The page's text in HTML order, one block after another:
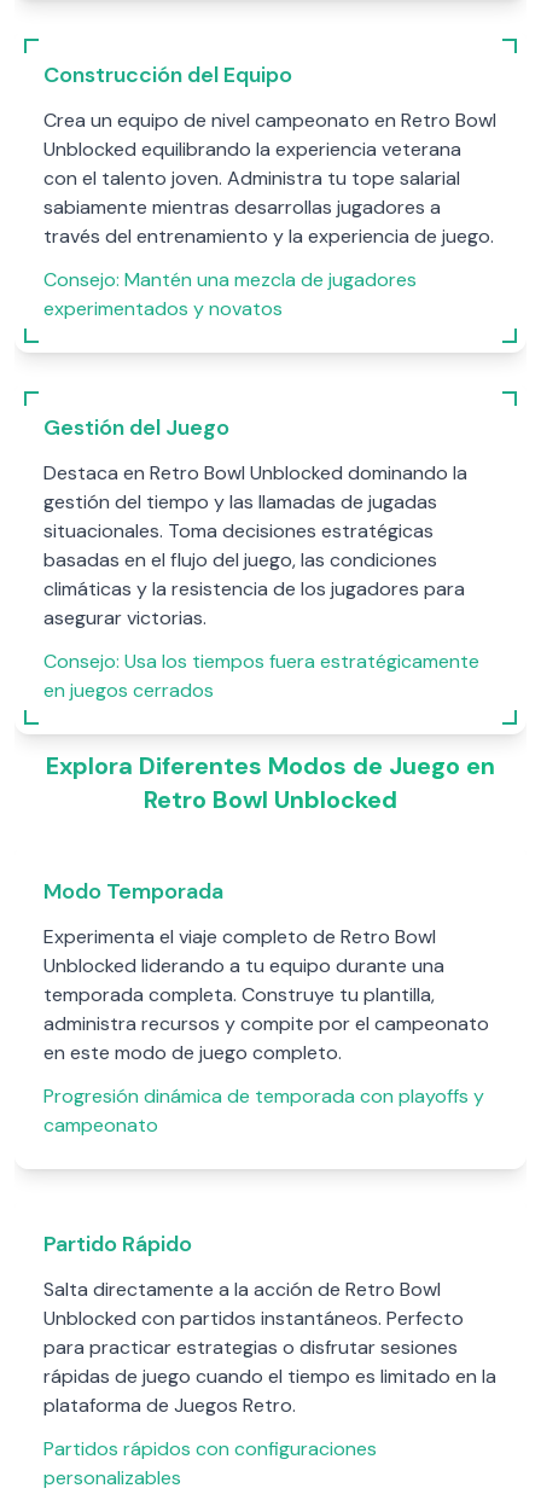
Construcción del Equipo
Crea un equipo de nivel campeonato en Retro Bowl
Unblocked equilibrando la experiencia veterana
con el talento joven. Administra tu tope salarial
sabiamente mientras desarrollas jugadores a
través del entrenamiento y la experiencia de juego.
Consejo: Mantén una mezcla de jugadores
experimentados y novatos
Gestión del Juego
Destaca en Retro Bowl Unblocked dominando la
gestión del tiempo y las llamadas de jugadas
situacionales. Toma decisiones estratégicas
basadas en el flujo del juego, las condiciones
climáticas y la resistencia de los jugadores para
asegurar victorias.
Consejo: Usa los tiempos fuera estratégicamente
en juegos cerrados
Explora Diferentes Modos de Juego en
Retro Bowl Unblocked
Modo Temporada
Experimenta el viaje completo de Retro Bowl
Unblocked liderando a tu equipo durante una
temporada completa. Construye tu plantilla,
administra recursos y compite por el campeonato
en este modo de juego completo.
Progresión dinámica de temporada con playoffs y
campeonato
Partido Rápido
Salta directamente a la acción de Retro Bowl
Unblocked con partidos instantáneos. Perfecto
para practicar estrategias o disfrutar sesiones
rápidas de juego cuando el tiempo es limitado en la
plataforma de Juegos Retro.
Partidos rápidos con configuraciones
personalizables